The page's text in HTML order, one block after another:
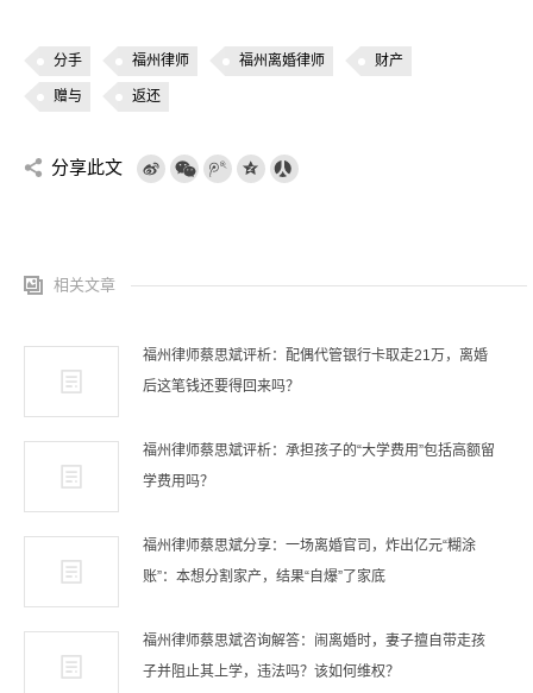
分手 福州律师 福州离婚律师 财产
赠与 返还
分享此文
相关文章
福州律师蔡思斌评析：配偶代管银行卡取走21万，离婚
后这笔钱还要得回来吗？
福州律师蔡思斌评析：承担孩子的“大学费用”包括高额留
学费用吗？
福州律师蔡思斌分享：一场离婚官司，炸出亿元“糊涂
账”：本想分割家产，结果“自爆”了家底
福州律师蔡思斌咨询解答：闹离婚时，妻子擅自带走孩
子并阻止其上学，违法吗？该如何维权？